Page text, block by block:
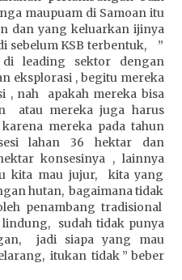
Polres
maupuam di Samoan itu
dan yang keluarkan ijinya
sebelum KSB terbentuk, ”
leading sektor dengan
eksplorasi , begitu mereka
, nah apakah mereka bisa
atau mereka juga harus
mereka pada tahun
lahan 36 hektar dan
konsesinya , lainnya
kita mau jujur, kita yang
hutan, bagaimana tidak
penambang tradisional
lindung, sudah tidak punya
jadi siapa yang mau
itukan tidak ” beber